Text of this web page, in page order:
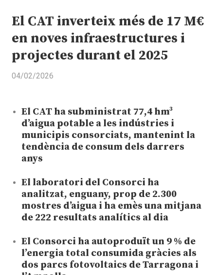
El CAT inverteix més de 17 M€
en noves infraestructures i
projectes durant el 2025
04/02/2026
El CAT ha subministrat 77,4 hm³
d’aigua potable a les indústries i
municipis consorciats, mantenint la
tendència de consum dels darrers
anys
El laboratori del Consorci ha
analitzat, enguany, prop de 2.300
mostres d’aigua i ha emès una mitjana
de 222 resultats analítics al dia
El Consorci ha autoproduït un 9 % de
l’energia total consumida gràcies als
dos parcs fotovoltaics de Tarragona i